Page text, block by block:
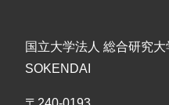
国立大学法人 総合研究大
SOKENDAI